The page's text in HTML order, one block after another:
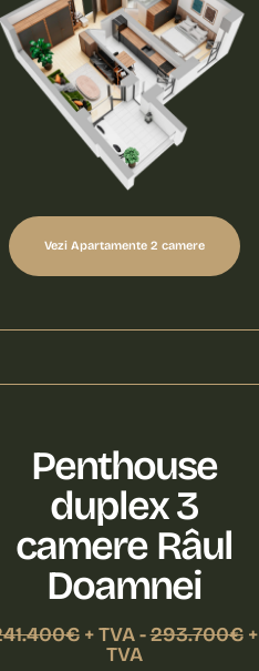
Vezi Apartamente 2 camere
Penthouse
duplex 3
camere Râul
Doamnei
+ TVA -293.700€+
TVA